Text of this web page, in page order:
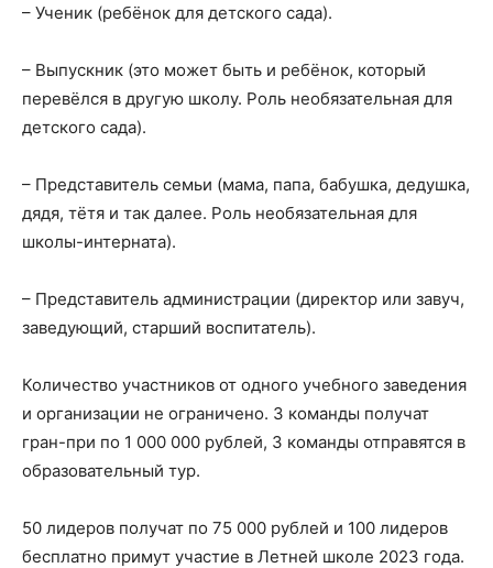
– Ученик (ребёнок для детского сада).
– Выпускник (это может быть и ребёнок, который
перевёлся в другую школу. Роль необязательная для
детского сада).
– Представитель семьи (мама, папа, бабушка, дедушка,
дядя, тётя и так далее. Роль необязательная для
школы-интерната).
– Представитель администрации (директор или завуч,
заведующий, старший воспитатель).
Количество участников от одного учебного заведения
и организации не ограничено. 3 команды получат
гран-при по 1 000 000 рублей, 3 команды отправятся в
образовательный тур.
50 лидеров получат по 75 000 рублей и 100 лидеров
бесплатно примут участие в Летней школе 2023 года.